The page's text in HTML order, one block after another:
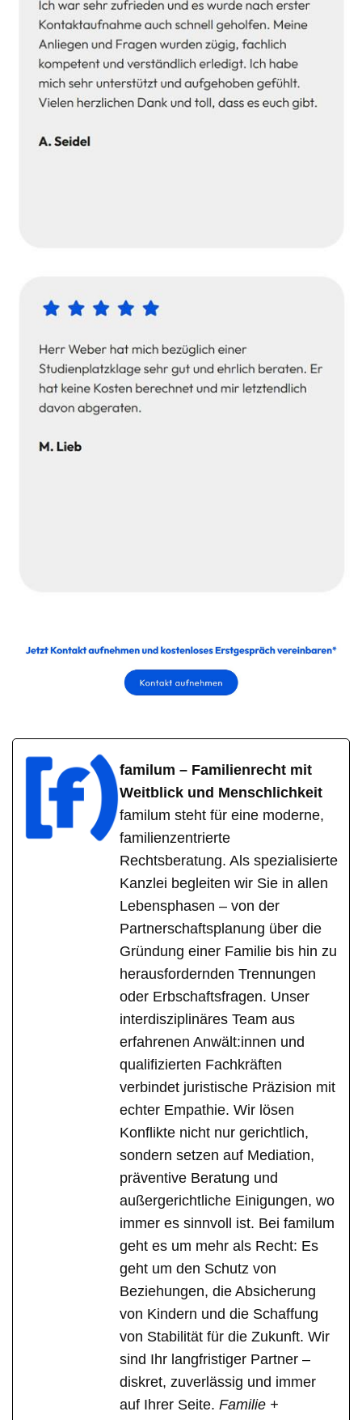
familum – Familienrecht mit
Weitblick und Menschlichkeit
familum steht für eine moderne,
familienzentrierte
Rechtsberatung. Als spezialisierte
Kanzlei begleiten wir Sie in allen
Lebensphasen – von der
Partnerschaftsplanung über die
Gründung einer Familie bis hin zu
herausfordernden Trennungen
oder Erbschaftsfragen. Unser
interdisziplinäres Team aus
erfahrenen Anwält:innen und
qualifizierten Fachkräften
verbindet juristische Präzision mit
echter Empathie. Wir lösen
Konflikte nicht nur gerichtlich,
sondern setzen auf Mediation,
präventive Beratung und
außergerichtliche Einigungen, wo
immer es sinnvoll ist. Bei familum
geht es um mehr als Recht: Es
geht um den Schutz von
Beziehungen, die Absicherung
von Kindern und die Schaffung
von Stabilität für die Zukunft. Wir
sind Ihr langfristiger Partner –
diskret, zuverlässig und immer
auf Ihrer Seite. Familie +